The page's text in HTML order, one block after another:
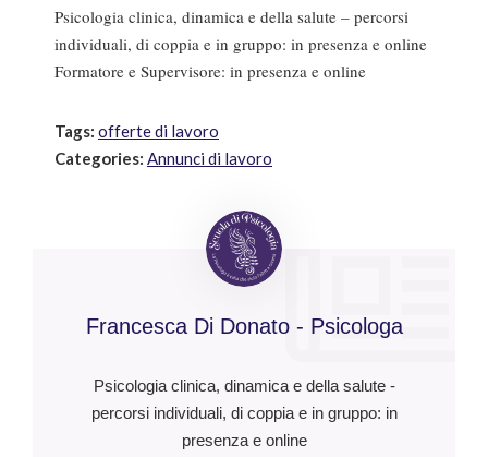
Psicologia clinica, dinamica e della salute – percorsi
individuali, di coppia e in gruppo: in presenza e online
Formatore e Supervisore: in presenza e online
Tags: offerte di lavoro
Categories: Annunci di lavoro
Francesca Di Donato - Psicologa
Psicologia clinica, dinamica e della salute -
percorsi individuali, di coppia e in gruppo: in
presenza e online